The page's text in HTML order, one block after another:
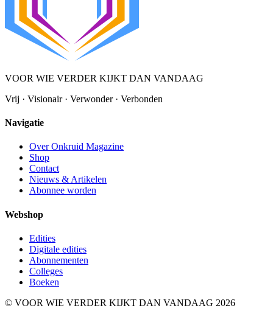
VOOR WIE VERDER KIJKT DAN VANDAAG
Vrij · Visionair · Verwonder · Verbonden
Navigatie
Over Onkruid Magazine
Shop
Contact
Nieuws & Artikelen
Abonnee worden
Webshop
Edities
Digitale edities
Abonnementen
Colleges
Boeken
© VOOR WIE VERDER KIJKT DAN VANDAAG 2026